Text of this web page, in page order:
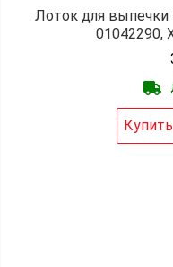
Лоток для выпечки
01042290,
Купить